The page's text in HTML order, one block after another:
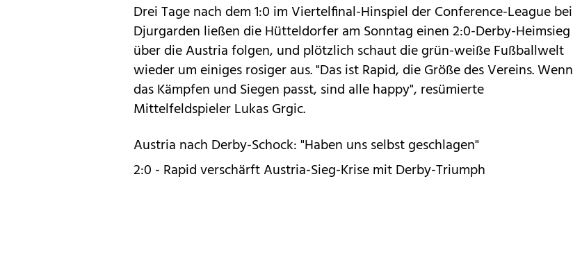
Drei Tage nach dem 1:0 im Viertelfinal-Hinspiel der Conference-League bei
Djurgarden ließen die Hütteldorfer am Sonntag einen 2:0-Derby-Heimsieg
über die Austria folgen, und plötzlich schaut die grün-weiße Fußballwelt
wieder um einiges rosiger aus. "Das ist Rapid, die Größe des Vereins. Wenn
das Kämpfen und Siegen passt, sind alle happy", resümierte
Mittelfeldspieler Lukas Grgic.
Austria nach Derby-Schock: "Haben uns selbst geschlagen"
2:0 - Rapid verschärft Austria-Sieg-Krise mit Derby-Triumph